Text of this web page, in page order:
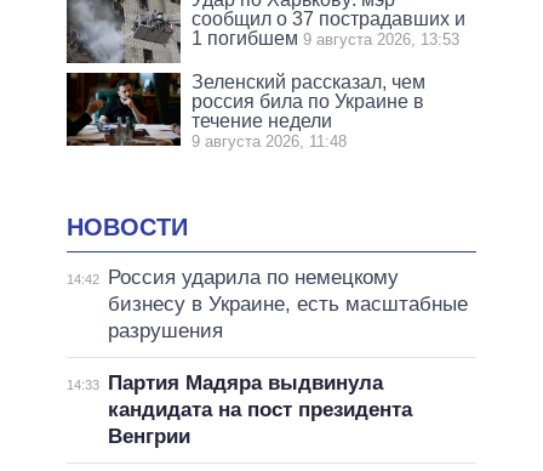
сообщил о 37 пострадавших и
1 погибшем 9 августа 2026, 13:53
Зеленский рассказал, чем
россия била по Украине в
течение недели
9 августа 2026, 11:48
НОВОСТИ
14:42
Россия ударила по немецкому
бизнесу в Украине, есть масштабные
разрушения
14:33
Партия Мадяра выдвинула
кандидата на пост президента
Венгрии